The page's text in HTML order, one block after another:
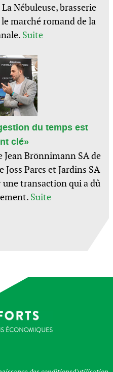
Nébuleuse, brasserie
marché romand de la
Suite
du temps est
clé»
Jean Brönnimann SA de
Parcs et Jardins SA
une transaction qui a dû
Suite